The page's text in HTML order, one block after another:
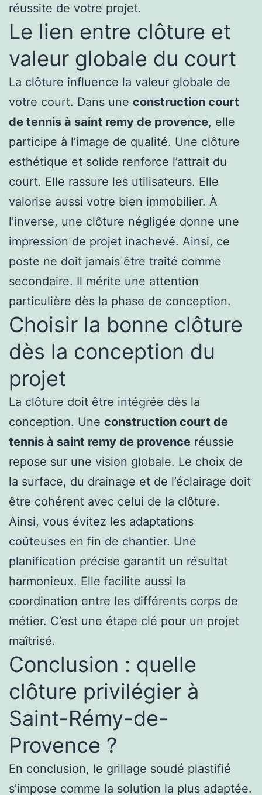
réussite de votre projet.
Le lien entre clôture et
valeur globale du court
La clôture influence la valeur globale de
votre court. Dans une construction court
de tennis à saint remy de provence, elle
participe à l’image de qualité. Une clôture
esthétique et solide renforce l’attrait du
court. Elle rassure les utilisateurs. Elle
valorise aussi votre bien immobilier. À
l’inverse, une clôture négligée donne une
impression de projet inachevé. Ainsi, ce
poste ne doit jamais être traité comme
secondaire. Il mérite une attention
particulière dès la phase de conception.
Choisir la bonne clôture
dès la conception du
projet
La clôture doit être intégrée dès la
conception. Une construction court de
tennis à saint remy de provence réussie
repose sur une vision globale. Le choix de
la surface, du drainage et de l’éclairage doit
être cohérent avec celui de la clôture.
Ainsi, vous évitez les adaptations
coûteuses en fin de chantier. Une
planification précise garantit un résultat
harmonieux. Elle facilite aussi la
coordination entre les différents corps de
métier. C’est une étape clé pour un projet
maîtrisé.
Conclusion : quelle
clôture privilégier à
Saint-Rémy-de-
Provence ?
En conclusion, le grillage soudé plastifié
s’impose comme la solution la plus adaptée.